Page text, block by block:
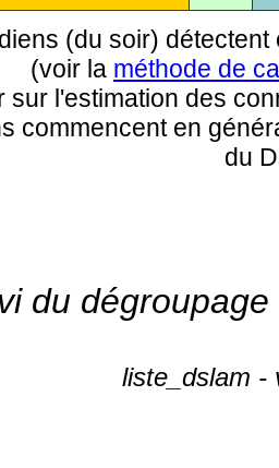
(du soir)
(voir la méthode de
l'estimation des
commencent en
du
du
liste_dslam -